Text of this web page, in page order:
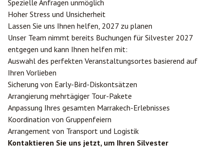
Spezielle Anfragen unmöglich
Hoher Stress und Unsicherheit
Lassen Sie uns Ihnen helfen, 2027 zu planen
Unser Team nimmt bereits Buchungen für Silvester 2027
entgegen und kann Ihnen helfen mit:
Auswahl des perfekten Veranstaltungsortes basierend auf
Ihren Vorlieben
Sicherung von Early-Bird-Diskontsätzen
Arrangierung mehrtägiger Tour-Pakete
Anpassung Ihres gesamten Marrakech-Erlebnisses
Koordination von Gruppenfeiern
Arrangement von Transport und Logistik
Kontaktieren Sie uns jetzt, um Ihren Silvester